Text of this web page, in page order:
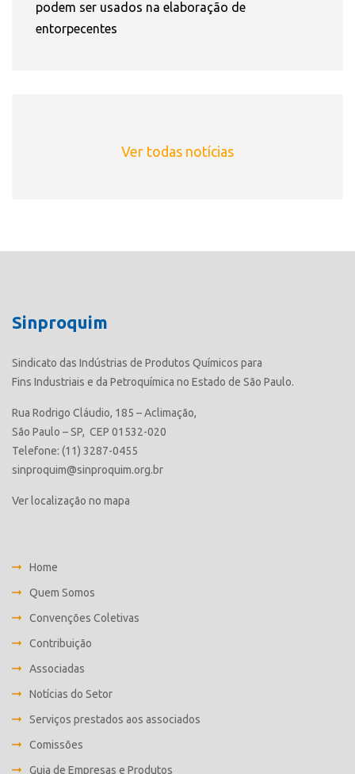
podem ser usados na elaboração de
entorpecentes
Ver todas notícias
Sinproquim
Sindicato das Indústrias de Produtos Químicos para
Fins Industriais e da Petroquímica no Estado de São Paulo.
Rua Rodrigo Cláudio, 185 – Aclimação,
São Paulo – SP, CEP 01532-020
Telefone: (11) 3287-0455
sinproquim@sinproquim.org.br
Ver localização no mapa
Home
Quem Somos
Convenções Coletivas
Contribuição
Associadas
Notícias do Setor
Serviços prestados aos associados
Comissões
Guia de Empresas e Produtos